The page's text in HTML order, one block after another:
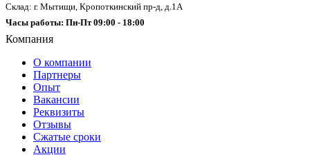
Склад: г. Мытищи, Кропоткинский пр-д, д.1А
Часы работы: Пн-Пт 09:00 - 18:00
Компания
О компании
Партнеры
Опыт
Вакансии
Реквизиты
Отзывы
Сжатые сроки
Акции